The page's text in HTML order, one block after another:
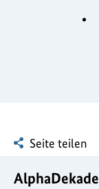
Seite teilen
AlphaDekade